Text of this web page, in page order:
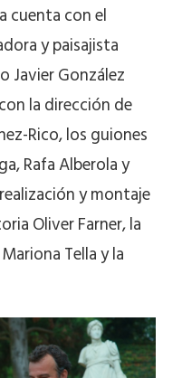
cuenta con el
y paisajista
Javier González
la dirección de
Rico, los guiones
Rafa Alberola y
y montaje
Oliver Farner, la
Tella y la